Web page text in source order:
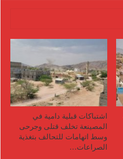
اشتباكات قبلية دامية في
المصينعة تخلف قتلى وجرحى
وسط اتهامات للتحالف بتغذية
الصراعات…